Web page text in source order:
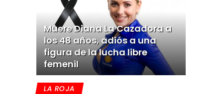
Muere Diana La Cazadora a
los 48 años, adiós a una
figura de la lucha libre
femenil
LA ROJA